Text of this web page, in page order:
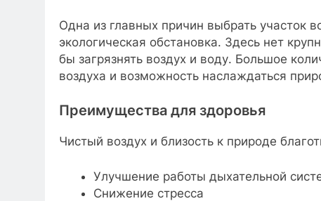
Одна из главных причин выбрать участок
экологическая обстановка. Здесь нет
бы загрязнять воздух и воду. Большое
воздуха и возможность наслаждаться
Преимущества для здоровья
Чистый воздух и близость к природе
Улучшение работы дыхательной
Снижение стресса